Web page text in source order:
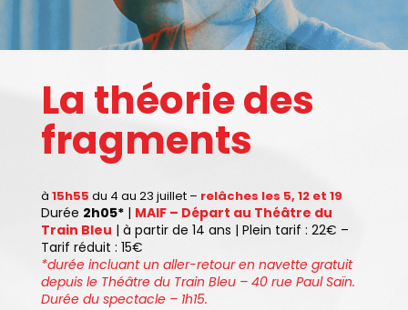
La théorie des
fragments
à 15h55 du 4 au 23 juillet – relâches les 5, 12 et 19
Durée 2h05*| MAIF – Départ au Théâtre du
Train Bleu | à partir de 14 ans | Plein tarif : 22€ –
Tarif réduit : 15€
*durée incluant un aller-retour en navette gratuit
depuis le Théâtre du Train Bleu – 40 rue Paul Saïn.
Durée du spectacle – 1h15.